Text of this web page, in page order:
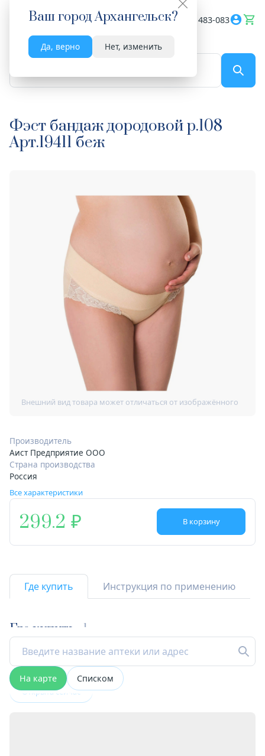
Ваш городАрхангельск?
Да, верно Нет, изменить
Весь сайт 8182 483-083
Фэст бандаж дородовой р.108
Арт.19411 беж
Производитель
Аист Предприятие ООО
Страна производства
Россия
Все характеристики
299.2 В корзину
Где купить Инструкция по применению
Где купить 1
На карте Списком
Открыта сейчас